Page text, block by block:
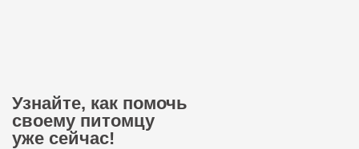
Узнайте, как помочь
своему питомцу
уже сейчас!